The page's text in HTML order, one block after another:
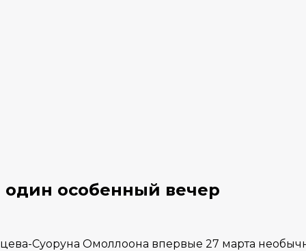
один особенный вечер
Суоруна Омоллоона впервые 27 марта